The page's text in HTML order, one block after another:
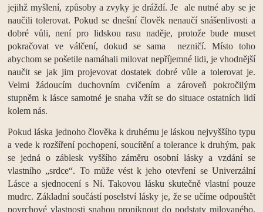
jejihž myšlení, způsoby a zvyky je dráždí. Je ale nutné aby se je
naučili tolerovat. Pokud se dnešní člověk nenaučí snášenlivosti a
dobré vůli, není pro lidskou rasu naděje, protože bude muset
pokračovat ve válčení, dokud se sama nezničí. Místo toho
abychom se pošetile namáhali milovat nepříjemné lidi, je vhodnější
naučit se jak jim projevovat dostatek dobré vůle a tolerovat je.
Velmi žádoucím duchovním cvičením a zároveň pokročilým
stupněm k lásce samotné je snaha vžít se do situace ostatních lidí
kolem nás.
Pokud láska jednoho člověka k druhému je láskou nejvyššího typu
a vede k rozšíření pochopení, soucítění a tolerance k druhým, pak
se jedná o záblesk vyššího záměru osobní lásky a vzdání se
vlastního „srdce“. To může vést k jeho otevření se Univerzální
Lásce a sjednocení s Ní. Takovou lásku skutečně vlastní pouze
mudrc. Základní součástí poselství lásky je, že se učíme odpouštět
povrchové vlastnosti snahou proniknout do podstaty milovaného,